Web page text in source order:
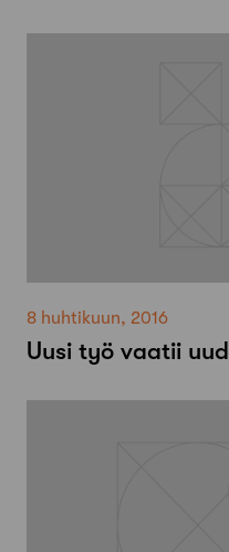
8 huhtikuun, 2016
Uusi työ vaatii